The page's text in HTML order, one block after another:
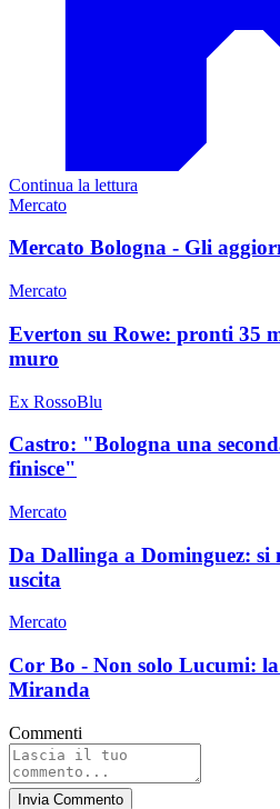
Continua la lettura
Mercato
Mercato Bologna - Gli
Mercato
Everton su Rowe: pronti 35
muro
Ex RossoBlu
Castro: "Bologna una
finisce"
Mercato
Da Dallinga a Dominguez: si
uscita
Mercato
Cor Bo - Non solo Lucumi:
Miranda
Commenti
Invia Commento